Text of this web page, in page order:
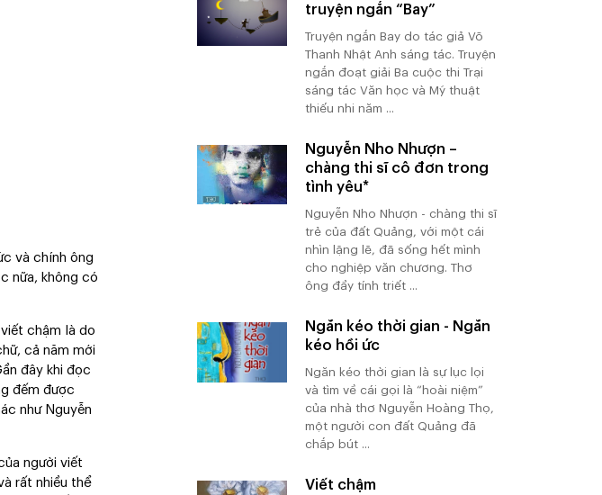
và chính ông
nữa, không có
chậm là do
cả năm mới
đây khi đọc
đếm được
như Nguyễn
người viết
rất nhiều thể
truyện ngắn “Bay”
Truyện ngắn Bay do tác giả Võ
Thanh Nhật Anh sáng tác. Truyện
ngắn đoạt giải Ba cuộc thi Trại
sáng tác Văn học và Mỹ thuật
thiếu nhi năm ...
Nguyễn Nho Nhượn –
chàng thi sĩ cô đơn trong
tình yêu*
Nguyễn Nho Nhượn - chàng thi sĩ
trẻ của đất Quảng, với một cái
nhìn lặng lẽ, đã sống hết mình
cho nghiệp văn chương. Thơ
ông đầy tính triết ...
Ngăn kéo thời gian - Ngăn
kéo hồi ức
Ngăn kéo thời gian là sự lục lọi
và tìm về cái gọi là “hoài niệm”
của nhà thơ Nguyễn Hoàng Thọ,
một người con đất Quảng đã
chắp bút ...
Viết chậm